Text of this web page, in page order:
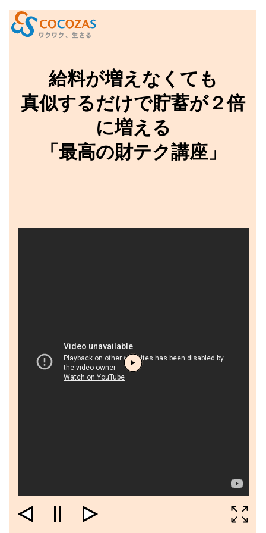
給料が増えなくても
真似するだけで貯蓄が２倍
に増える
「最高の財テク講座」